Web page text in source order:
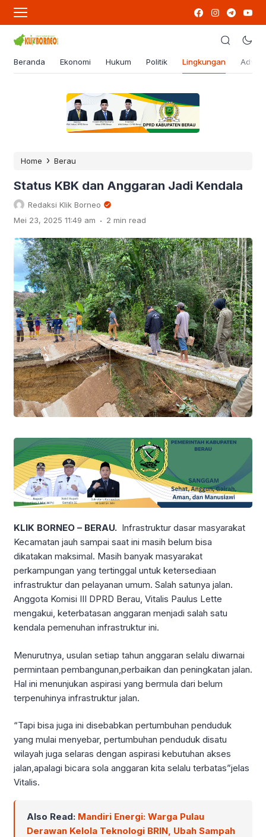
Beranda Ekonomi Hukum Politik Lingkungan
Home › Berau
Status KBK dan Anggaran Jadi Kendala
Redaksi Klik Borneo
Mei 23, 2025 11:49 am . 2 min read
KLIK BORNEO – BERAU. Infrastruktur dasar masyarakat
Kecamatan jauh sampai saat ini masih belum bisa
dikatakan maksimal. Masih banyak masyarakat
perkampungan yang tertinggal untuk ketersediaan
infrastruktur dan pelayanan umum. Salah satunya jalan.
Anggota Komisi III DPRD Berau, Vitalis Paulus Lette
mengakui, keterbatasan anggaran menjadi salah satu
kendala pemenuhan infrastruktur ini.
Menurutnya, usulan setiap tahun anggaran selalu diwarnai
permintaan pembangunan,perbaikan dan peningkatan jalan.
Hal ini menunjukan aspirasi yang bermula dari belum
terpenuhinya infrastruktur jalan.
“Tapi bisa juga ini disebabkan pertumbuhan penduduk
yang mulai menyebar, pertumbuhan penduduk disatu
wilayah juga selaras dengan aspirasi kebutuhan akses
jalan,apalagi bicara sola anggaran kita selalu terbatas”jelas
Vitalis.
Also Read: Mandiri Energi: Warga Pulau
Derawan Kelola Teknologi BRIN, Ubah Sampah